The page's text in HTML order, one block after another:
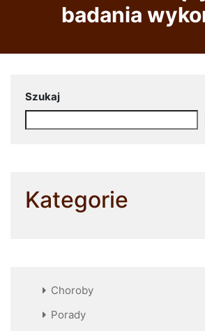
badania
Szukaj
Kategorie
Choroby
Porady